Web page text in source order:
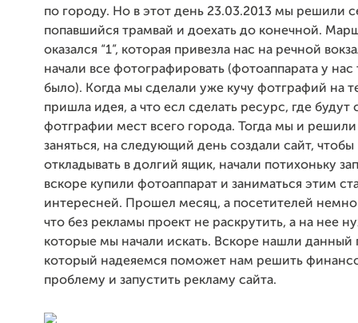
по городу. Но в этот день 23.03.2013 мы решили
попавшийся трамвай и доехать до конечной.
оказался “1”, которая привезла нас на речной
начали все фотографировать (фотоаппарата у нас
было). Когда мы сделали уже кучу фотграфий на
пришла идея, а что есл сделать ресурс, где будут
фотграфии мест всего города. Тогда мы и
заняться, на следующий день создали сайт, чтобы
откладывать в долгий ящик, начали потихоньку
вскоре купили фотоаппарат и заниматься этим
интересней. Прошел месяц, а посетителей
что без рекламы проект не раскрутить, а на нее
которые мы начали искать. Вскоре нашли данный
который надеяемся поможет нам решить
проблему и запустить рекламу сайта.